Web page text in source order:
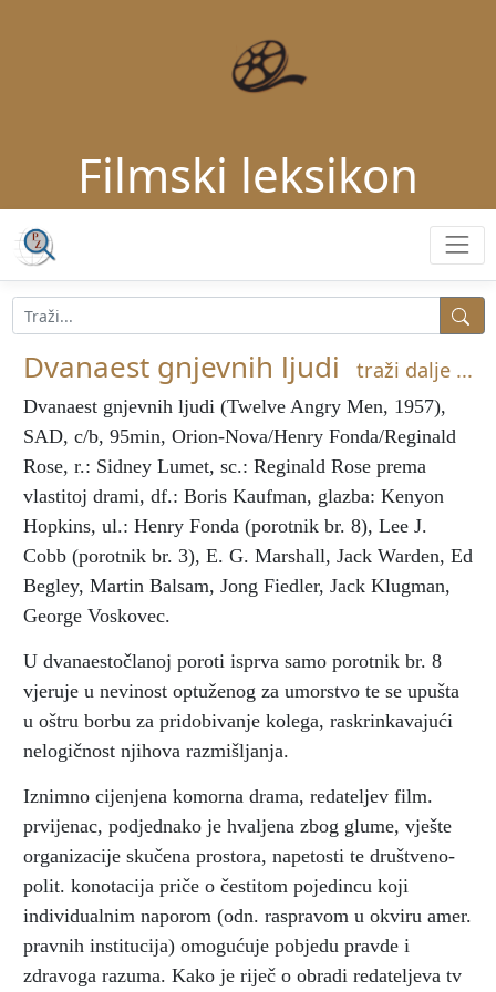
Filmski leksikon
Dvanaest gnjevnih ljudi traži dalje ...
Dvanaest gnjevnih ljudi (Twelve Angry Men, 1957),
SAD, c/b, 95min, Orion-Nova/Henry Fonda/Reginald
Rose, r.: Sidney Lumet, sc.: Reginald Rose prema
vlastitoj drami, df.: Boris Kaufman, glazba: Kenyon
Hopkins, ul.: Henry Fonda (porotnik br. 8), Lee J.
Cobb (porotnik br. 3), E. G. Marshall, Jack Warden, Ed
Begley, Martin Balsam, Jong Fiedler, Jack Klugman,
George Voskovec.
U dvanaestočlanoj poroti isprva samo porotnik br. 8
vjeruje u nevinost optuženog za umorstvo te se upušta
u oštru borbu za pridobivanje kolega, raskrinkavajući
nelogičnost njihova razmišljanja.
Iznimno cijenjena komorna drama, redateljev film.
prvijenac, podjednako je hvaljena zbog glume, vješte
organizacije skučena prostora, napetosti te društveno-
polit. konotacija priče o čestitom pojedincu koji
individualnim naporom (odn. raspravom u okviru amer.
pravnih institucija) omogućuje pobjedu pravde i
zdravoga razuma. Kako je riječ o obradi redateljeva tv